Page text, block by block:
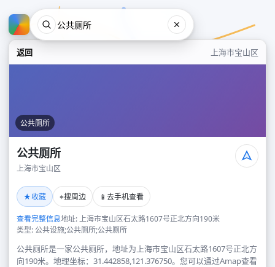
返回 上海市宝山区
公共厕所
公共厕所
上海市宝山区
★收藏 ⌖搜周边 📱 去手机查看
查看完整信息地址: 上海市宝山区石太路1607号正北方向190米
类型: 公共设施;公共厕所;公共厕所
公共厕所是一家公共厕所，地址为上海市宝山区石太路1607号正北方
向190米。地理坐标：31.442858,121.376750。您可以通过Amap查看